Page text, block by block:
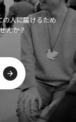
の人に届けるため
んか？